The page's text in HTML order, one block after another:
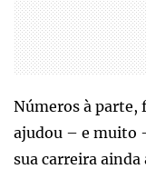
Números à parte,
ajudou – e muito
sua carreira ainda